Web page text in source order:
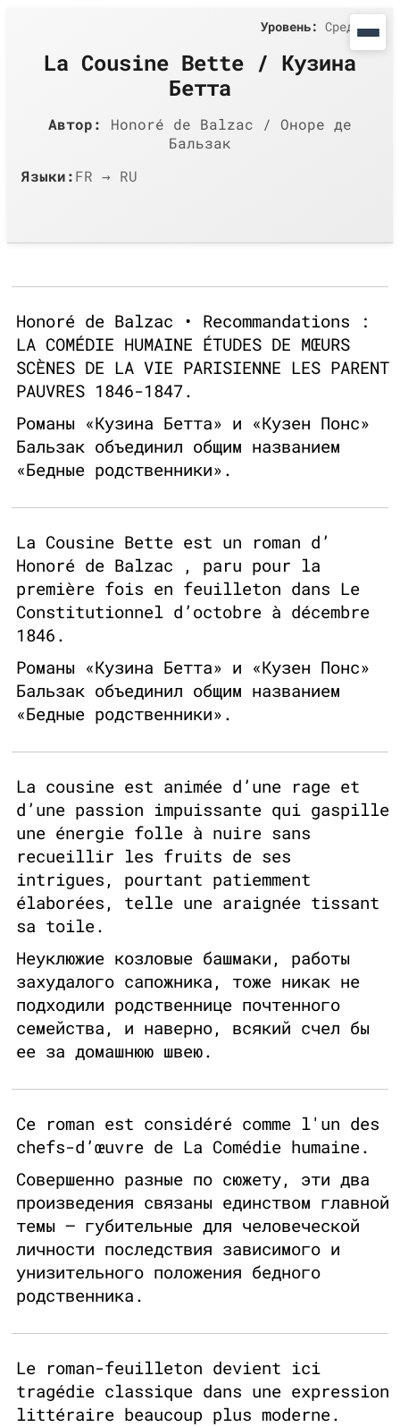
La Cousine Bette / Кузина
Бетта
Автор:
Honoré de Balzac / Оноре де
Бальзак
Языки:FR → RU
Уровень: Средний
Honoré de Balzac • Recommandations :
LA COMÉDIE HUMAINE ÉTUDES DE MŒURS
SCÈNES DE LA VIE PARISIENNE LES PARENT
PAUVRES 1846-1847.
Романы «Кузина Бетта» и «Кузен Понс»
Бальзак объединил общим названием
«Бедные родственники».
La Cousine Bette est un roman d’
Honoré de Balzac , paru pour la
première fois en feuilleton dans Le
Constitutionnel d’octobre à décembre
1846.
Романы «Кузина Бетта» и «Кузен Понс»
Бальзак объединил общим названием
«Бедные родственники».
La cousine est animée d’une rage et
d’une passion impuissante qui gaspille
une énergie folle à nuire sans
recueillir les fruits de ses
intrigues, pourtant patiemment
élaborées, telle une araignée tissant
sa toile.
Неуклюжие козловые башмаки, работы
захудалого сапожника, тоже никак не
подходили родственнице почтенного
семейства, и наверно, всякий счел бы
ее за домашнюю швею.
Ce roman est considéré comme l'un des
chefs-d’œuvre de La Comédie humaine.
Совершенно разные по сюжету, эти два
произведения связаны единством главной
темы — губительные для человеческой
личности последствия зависимого и
унизительного положения бедного
родственника.
Le roman-feuilleton devient ici
tragédie classique dans une expression
littéraire beaucoup plus moderne.